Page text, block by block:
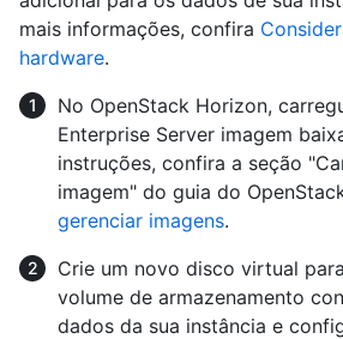
mais informações, confira
hardware.
No OpenStack Horizon,
Enterprise Server imagem
instruções, confira a seção
imagem" do guia do
gerenciar imagens.
Crie um novo disco virtual
volume de armazenamento
dados da sua instância e